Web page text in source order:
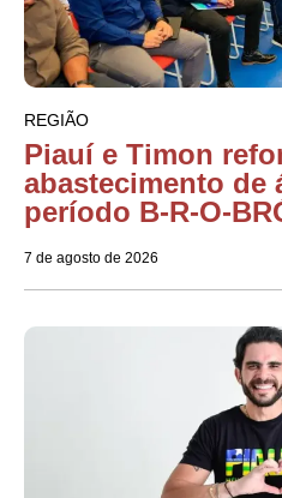
REGIÃO
Piauí e Timon
abastecimento de
período B-R-O-
7 de agosto de 2026